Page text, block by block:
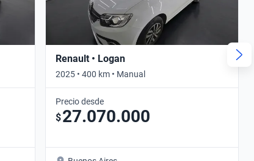
Renault • Logan
2025 • 400 km • Manual
Precio desde
$27.070.000